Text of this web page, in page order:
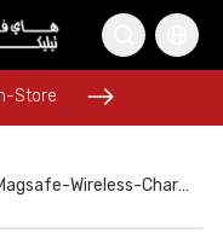
Store
Store
Levore-Magsafe-Wireless-Charger-With-Stand-15w-Black